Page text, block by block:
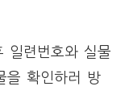
일련번호와 실물
을 확인하러 방